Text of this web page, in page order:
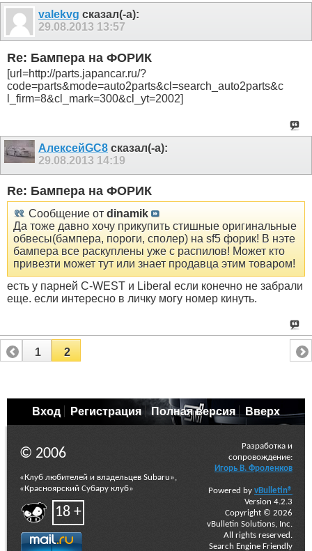
valekvg сказал(-а):
29.08.2013 13:57
Re: Бампера на ФОРИК
[url=http://parts.japancar.ru/?
code=parts&mode=auto2parts&cl=search_auto2parts&c
l_firm=8&cl_mark=300&cl_yt=2002]
АлексейGC8 сказал(-а):
29.08.2013 14:19
Re: Бампера на ФОРИК
Сообщение от dinamik
Да тоже давно хочу прикупить стишные оригинальные
обвесы(бампера, пороги, сполер) на sf5 форик! В нэте
бампера все раскуплены уже с распилов! Может кто
привезти может тут или знает продавца этим товаром!
есть у парней C-WEST и Liberal если конечно не забрали
еще. если интересно в личку могу номер кинуть.
1 2
Вход Регистрация Полная версия Вверх
© 2006
«Клуб любителей и владельцев Subaru»,
«Красноярский Субару клуб»
18 +
Разработка и
сопровождение:
Игорь В. Фроленков
Powered by vBulletin®
Version 4.2.3
Copyright © 2026
vBulletin Solutions, Inc.
All rights reserved.
Search Engine Friendly